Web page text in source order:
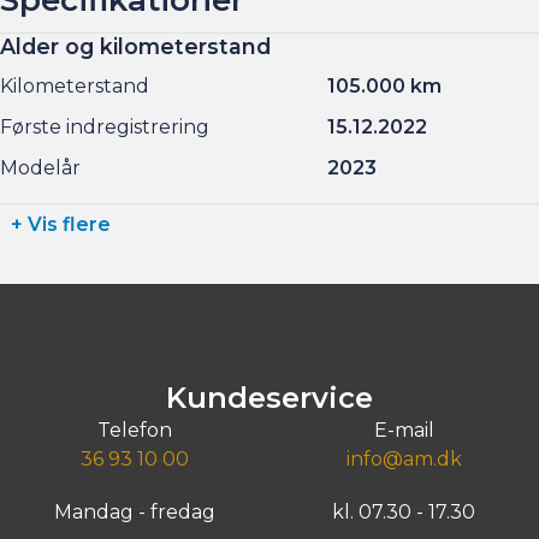
Alder og kilometerstand
Kilometerstand
105.000 km
Første indregistrering
15.12.2022
Modelår
2023
+ Vis flere
Kundeservice
Telefon
36 93 10 00
E-mail
info@am.dk
Mandag - fredag kl. 07.30 - 17.30